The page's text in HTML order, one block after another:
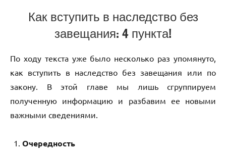
Как вступить в наследство без
завещания: 4 пункта!
По ходу текста уже было несколько раз упомянуто,
как вступить в наследство без завещания или по
закону. В этой главе мы лишь сгруппируем
полученную информацию и разбавим ее новыми
важными сведениями.
Очередность